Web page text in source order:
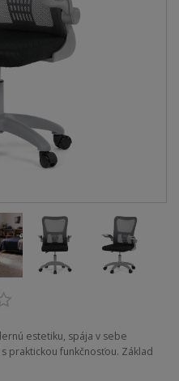
estetiku, spája v sebe
praktickou funkčnosťou. Základ